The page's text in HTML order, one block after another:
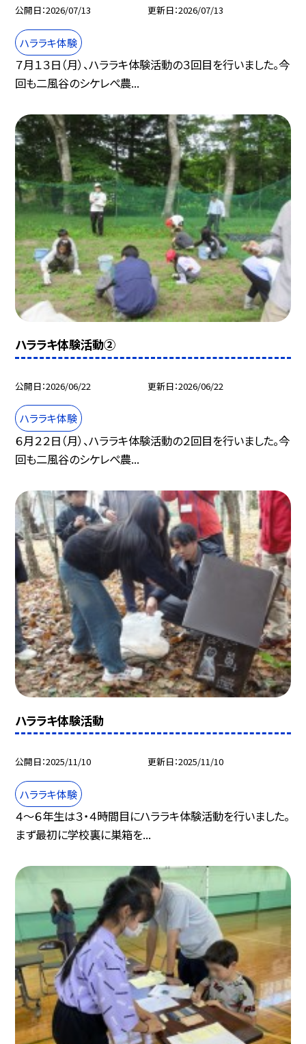
公開日 2026/07/13 更新日 2026/07/13
ハララキ体験
７月１３日（月）、ハララキ体験活動の３回目を行いました。今
回も二風谷のシケレぺ農...
ハララキ体験活動②
公開日 2026/06/22 更新日 2026/06/22
ハララキ体験
６月２２日（月）、ハララキ体験活動の２回目を行いました。今
回も二風谷のシケレぺ農...
ハララキ体験活動
公開日 2025/11/10 更新日 2025/11/10
ハララキ体験
４～６年生は３・４時間目にハララキ体験活動を行いました。
まず最初に学校裏に巣箱を...